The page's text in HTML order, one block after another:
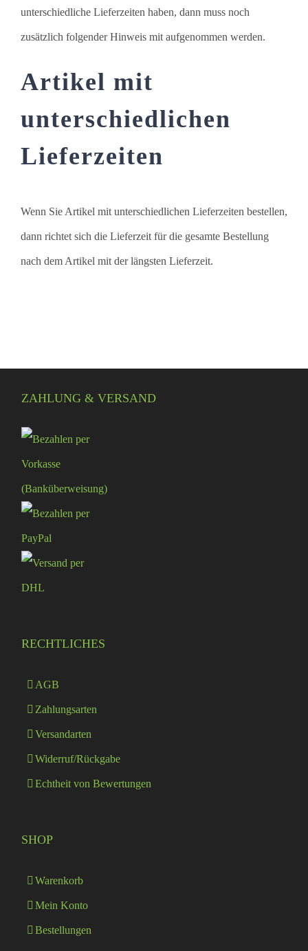
unterschiedliche Lieferzeiten haben, dann muss noch
zusätzlich folgender Hinweis mit aufgenommen werden.
Artikel mit
unterschiedlichen
Lieferzeiten
Wenn Sie Artikel mit unterschiedlichen Lieferzeiten bestellen,
dann richtet sich die Lieferzeit für die gesamte Bestellung
nach dem Artikel mit der längsten Lieferzeit.
ZAHLUNG & VERSAND
RECHTLICHES
AGB
Zahlungsarten
Versandarten
Widerruf/Rückgabe
Echtheit von Bewertungen
SHOP
Warenkorb
Mein Konto
Bestellungen